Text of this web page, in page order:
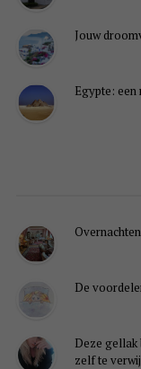
Jouw
Egypte: een
De
Deze gellak
zelf te